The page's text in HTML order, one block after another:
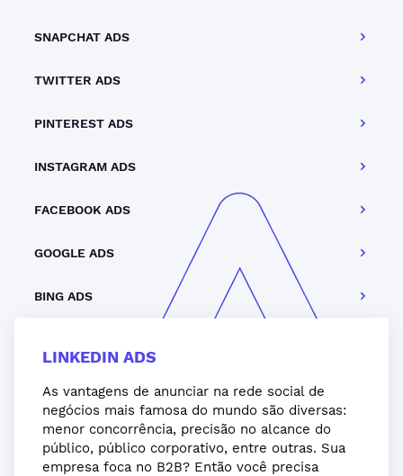
SNAPCHAT ADS
TWITTER ADS
PINTEREST ADS
INSTAGRAM ADS
FACEBOOK ADS
GOOGLE ADS
BING ADS
LINKEDIN ADS
As vantagens de anunciar na rede social de
negócios mais famosa do mundo são diversas:
menor concorrência, precisão no alcance do
público, público corporativo, entre outras. Sua
empresa foca no B2B? Então você precisa